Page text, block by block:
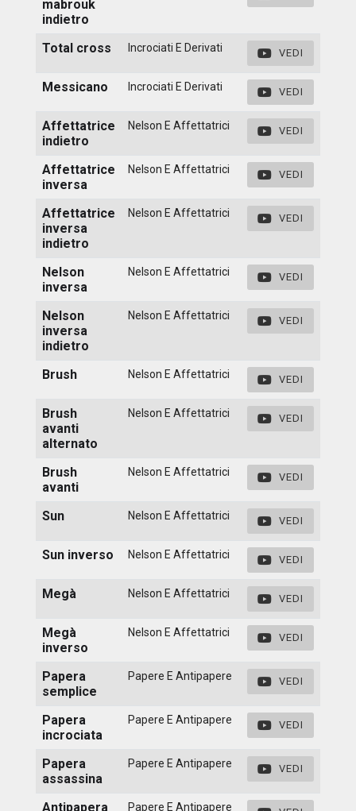
mabrouk
indietro
Total cross Incrociati E Derivati VEDI
Messicano Incrociati E Derivati VEDI
Affettatrice
indietro
Nelson E Affettatrici VEDI
Affettatrice
inversa
Nelson E Affettatrici VEDI
Affettatrice
inversa
indietro
Nelson E Affettatrici VEDI
Nelson
inversa
Nelson E Affettatrici VEDI
Nelson
inversa
indietro
Nelson E Affettatrici VEDI
Brush Nelson E Affettatrici VEDI
Brush
avanti
alternato
Nelson E Affettatrici VEDI
Brush
avanti
Nelson E Affettatrici VEDI
Sun Nelson E Affettatrici VEDI
Sun inverso Nelson E Affettatrici VEDI
Megà Nelson E Affettatrici VEDI
Megà
inverso
Nelson E Affettatrici VEDI
Papera
semplice
Papere E Antipapere VEDI
Papera
incrociata
Papere E Antipapere VEDI
Papera
assassina
Papere E Antipapere VEDI
Antipapera Papere E Antipapere